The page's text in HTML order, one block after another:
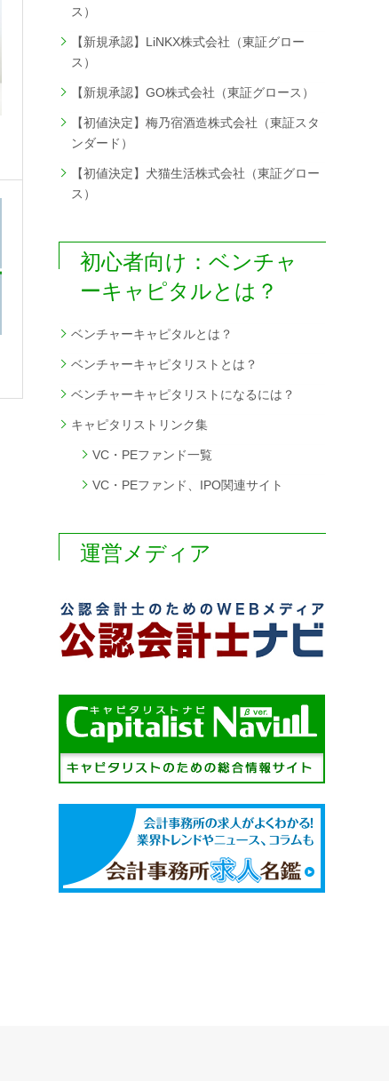
ス）
【新規承認】LiNKX株式会社（東証グロー
ス）
【新規承認】GO株式会社（東証グロース）
【初値決定】梅乃宿酒造株式会社（東証スタ
ンダード）
【初値決定】犬猫生活株式会社（東証グロー
ス）
初心者向け：ベンチャ
ーキャピタルとは？
ベンチャーキャピタルとは？
ベンチャーキャピタリストとは？
ベンチャーキャピタリストになるには？
キャピタリストリンク集
VC・PEファンド一覧
VC・PEファンド、IPO関連サイト
運営メディア